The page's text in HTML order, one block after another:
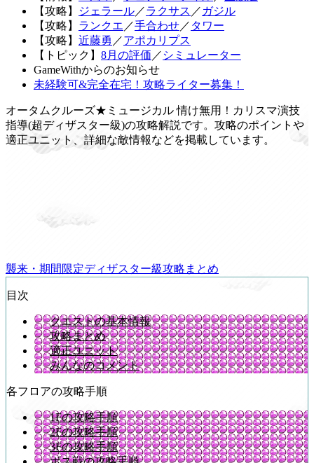
【攻略】
ジェラール／ラクサス ／ ガジル
【攻略】 ランクエ ／手合わせ／ タワー
【攻略】 近藤勇 ／アポカリプス
【トピック】 8月の評価 ／ シミュレーター
GameWithからのお知らせ
未経験可&完全在宅！攻略ライター募集！
オータムクルーズ★ミュージカル 情け無用！カリスマ演技
指導(超ディザスター級)の攻略解説です。攻略のポイントや
適正ユニット、詳細な敵情報などを掲載しています。
襲来・期間限定ディザスター級攻略まとめ
目次
クエストの基本情報
攻略まとめ
適正ユニット
みんなのコメント
各フロアの攻略手順
1Fの攻略手順
2Fの攻略手順
3Fの攻略手順